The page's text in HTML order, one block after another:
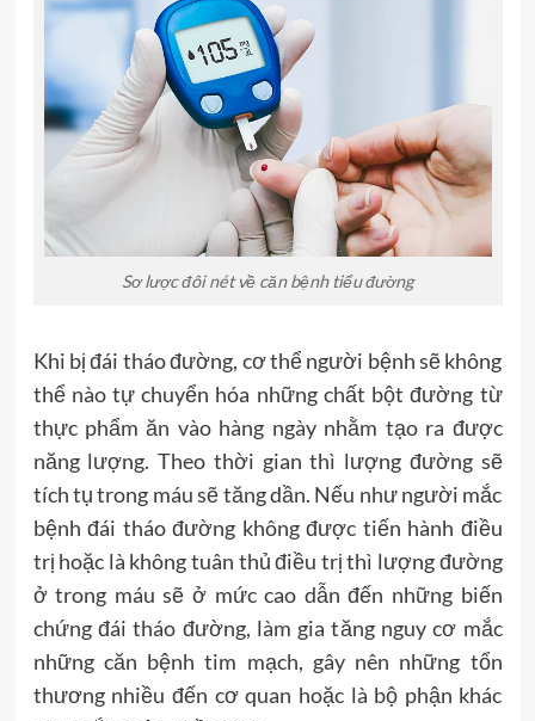
Sơ lược đôi nét về căn bệnh tiểu đường
Khi bị đái tháo đường, cơ thể người bệnh sẽ không
thể nào tự chuyển hóa những chất bột đường từ
thực phẩm ăn vào hàng ngày nhằm tạo ra được
năng lượng. Theo thời gian thì lượng đường sẽ
tích tụ trong máu sẽ tăng dần. Nếu như người mắc
bệnh đái tháo đường không được tiến hành điều
trị hoặc là không tuân thủ điều trị thì lượng đường
ở trong máu sẽ ở mức cao dẫn đến những biến
chứng đái tháo đường, làm gia tăng nguy cơ mắc
những căn bệnh tim mạch, gây nên những tổn
thương nhiều đến cơ quan hoặc là bộ phận khác